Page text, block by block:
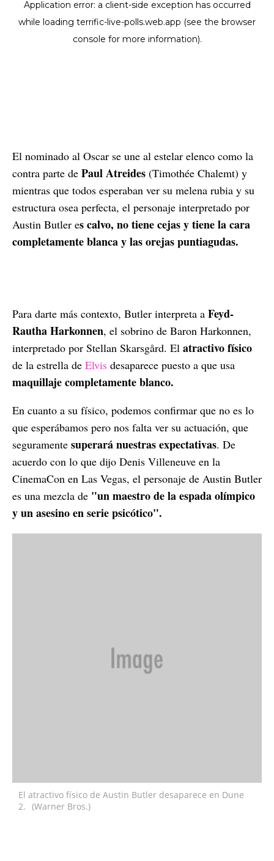
El nominado al Oscar se une al estelar elenco como la
contra parte de Paul Atreides (Timothée Chalemt) y
mientras que todos esperaban ver su melena rubia y su
estructura osea perfecta, el personaje interpretado por
Austin Butler es calvo, no tiene cejas y tiene la cara
completamente blanca y las orejas puntiagudas.
Para darte más contexto, Butler interpreta a Feyd-
Rautha Harkonnen, el sobrino de Baron Harkonnen,
interpretado por Stellan Skarsgård. El atractivo físico
de la estrella de Elvis desaparece puesto a que usa
maquillaje completamente blanco.
En cuanto a su físico, podemos confirmar que no es lo
que esperábamos pero nos falta ver su actuación, que
seguramente superará nuestras expectativas. De
acuerdo con lo que dijo Denis Villeneuve en la
CinemaCon en Las Vegas, el personaje de Austin Butler
es una mezcla de "un maestro de la espada olímpico
y un asesino en serie psicótico".
El atractivo físico de Austin Butler desaparece en Dune
2. (Warner Bros.)